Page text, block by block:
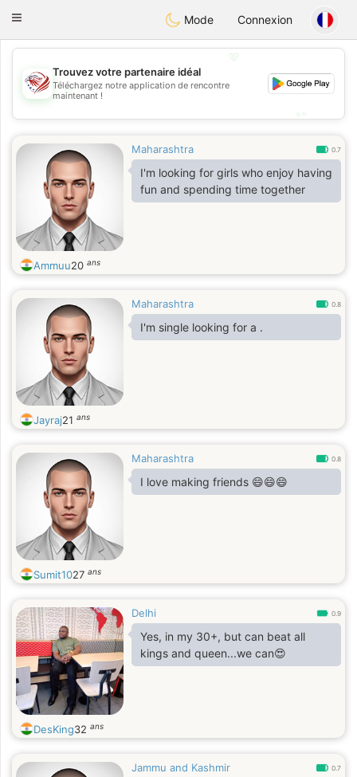
StatesDating
Toggle
Mode Connexion
💖
💕
Trouvez votre partenaire idéal
Téléchargez notre application de rencontre
maintenant !
Maharashtra 0.7
I'm looking for girls who enjoy having
fun and spending time together
Ammuu20 ans
Maharashtra 0.8
I'm single looking for a .
Jayraj21 ans
Maharashtra 0.8
I love making friends 😄😄😄
Sumit1027 ans
Delhi 0.9
Yes, in my 30+, but can beat all
kings and queen...we can😍
DesKing32 ans
Jammu and Kashmir 0.7